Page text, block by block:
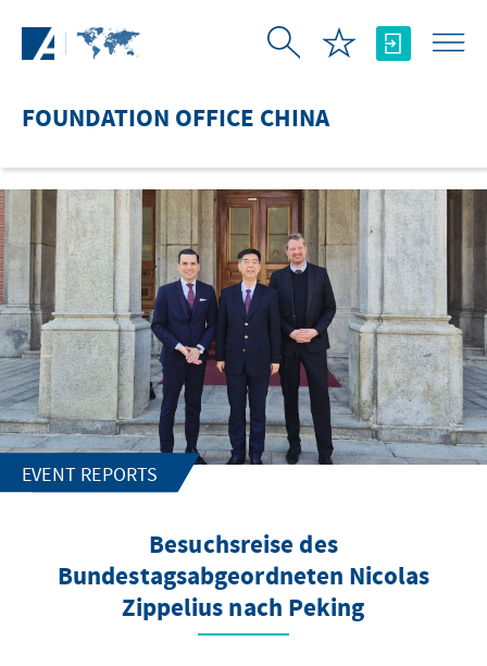
FOUNDATION OFFICE CHINA
EVENT REPORTS
Besuchsreise des
Bundestagsabgeordneten Nicolas
Zippelius nach Peking